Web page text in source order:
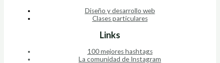
Diseño y desarrollo web
Clases particulares
Links
100 mejores hashtags
La comunidad de Instagram